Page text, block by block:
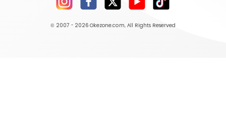
© 2007 - 2026 Okezone.com, All Rights Reserved